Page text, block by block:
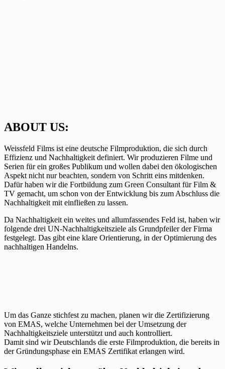
ABOUT US:
Weissfeld Films ist eine deutsche Filmproduktion, die sich durch
Effizienz und Nachhaltigkeit definiert. Wir produzieren Filme und
Serien für ein großes Publikum und wollen dabei den ökologischen
Aspekt nicht nur beachten, sondern von Schritt eins mitdenken.
Dafür haben wir die Fortbildung zum Green Consultant für Film &
TV gemacht, um schon von der Entwicklung bis zum Abschluss die
Nachhaltigkeit mit einfließen zu lassen.
Da Nachhaltigkeit ein weites und allumfassendes Feld ist, haben wir
folgende drei UN-Nachhaltigkeitsziele als Grundpfeiler der Firma
festgelegt. Das gibt eine klare Orientierung, in der Optimierung des
nachhaltigen Handelns.
Um das Ganze stichfest zu machen, planen wir die Zertifizierung
von EMAS, welche Unternehmen bei der Umsetzung der
Nachhaltigkeitsziele unterstützt und auch kontrolliert.
Damit sind wir Deutschlands die erste Filmproduktion, die bereits in
der Gründungsphase ein EMAS Zertifikat erlangen wird.